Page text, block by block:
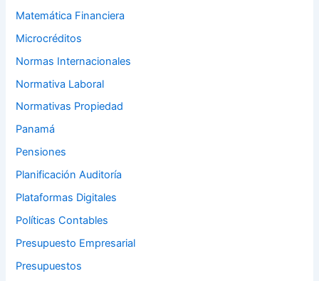
Matemática Financiera
Microcréditos
Normas Internacionales
Normativa Laboral
Normativas Propiedad
Panamá
Pensiones
Planificación Auditoría
Plataformas Digitales
Políticas Contables
Presupuesto Empresarial
Presupuestos